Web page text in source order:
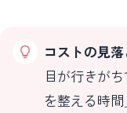
コストの見
目が行きが
を整える時